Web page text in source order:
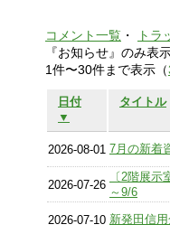
コメント一覧 ・
トラ
『お知らせ』のみ表
1件〜30件まで表示（
日付
▼
タイトル
2026-08-01 7月の新着
2026-07-26
〔2階展
～9/6
2026-07-10 新発田信